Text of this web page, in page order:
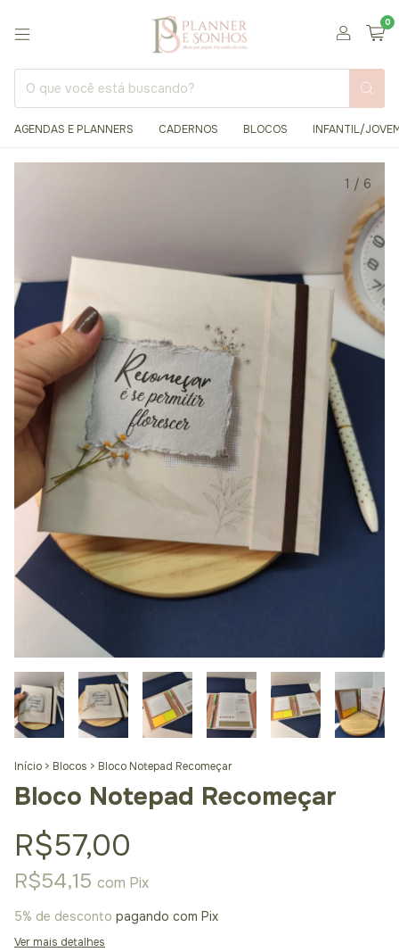
0
AGENDAS E PLANNERS CADERNOS BLOCOS INFANTIL/
1 / 6
Início > Blocos > Bloco Notepad Recomeçar
Bloco Notepad Recomeçar
R$57,00
R$54,15 com Pix
5% de desconto pagando com Pix
Ver mais detalhes